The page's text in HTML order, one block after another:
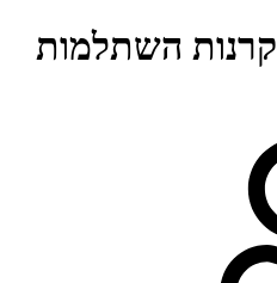
בעד ונגד לסגור 2 קרנות השתלמות